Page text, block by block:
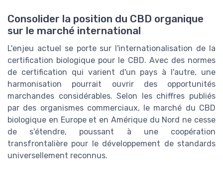
Consolider la position du CBD organique
sur le marché international
L'enjeu actuel se porte sur l'internationalisation de la
certification biologique pour le CBD. Avec des normes
de certification qui varient d'un pays à l'autre, une
harmonisation pourrait ouvrir des opportunités
marchandes considérables. Selon les chiffres publiés
par des organismes commerciaux, le marché du CBD
biologique en Europe et en Amérique du Nord ne cesse
de s'étendre, poussant à une coopération
transfrontalière pour le développement de standards
universellement reconnus.